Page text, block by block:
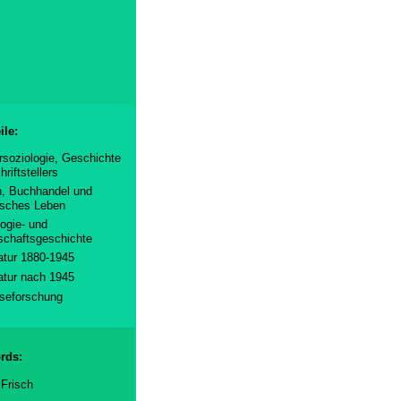
Geschichte
Buchhandel und
Leben
und
1880-1945
nach 1945